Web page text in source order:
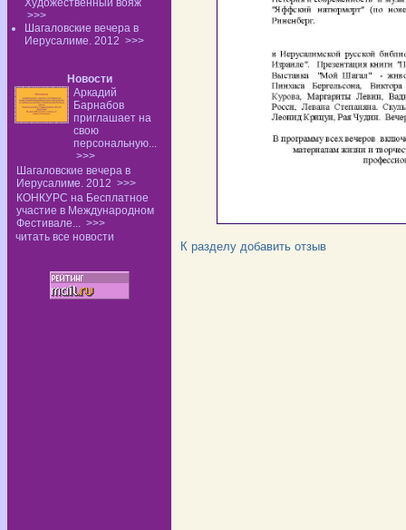
Художественный вояж
>>>
Шагаловские вечера в
Иерусалиме. 2012 >>>
Новости
Аркадий
Барнабов
приглашает на
свою
персональную...
>>>
Шагаловские вечера в
Иерусалиме. 2012 >>>
КОНКУРС на Бесплатное
участие в Международном
Фестивале... >>>
читать все новости
К разделу добавить отзыв